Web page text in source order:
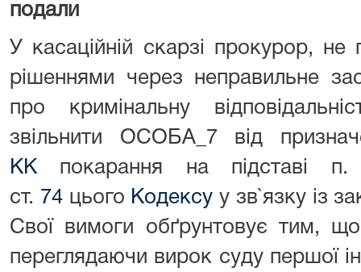
подали
У касаційній скарзі прокурор,
рішеннями через неправильне
про кримінальну
звільнити ОСОБА_7 від
ККпокарання на
ст. 74цього Кодексу у зв`язку із
Свої вимоги обґрунтовує тим, що
переглядаючи вирок суду першої